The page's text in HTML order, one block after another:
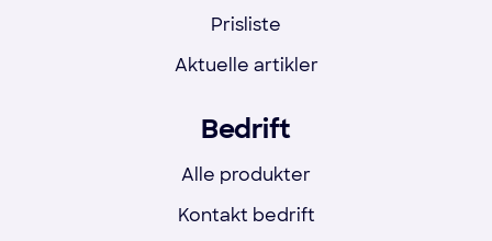
Prisliste
Aktuelle artikler
Bedrift
Alle produkter
Kontakt bedrift